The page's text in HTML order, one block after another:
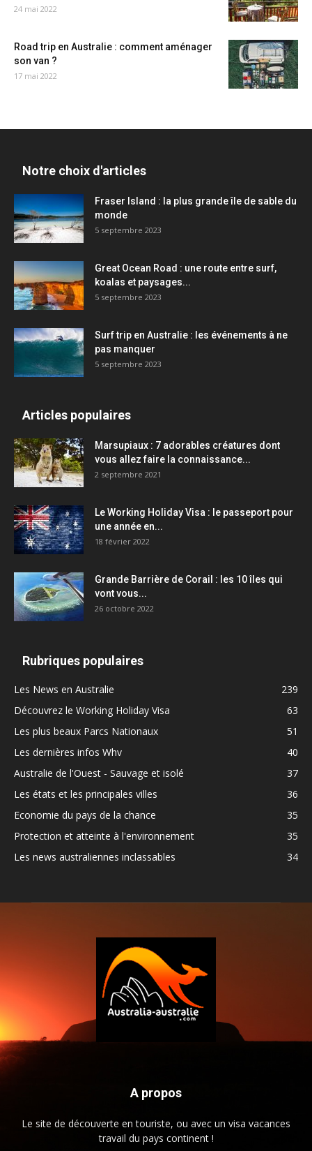
24 mai 2022
Road trip en Australie : comment aménager
son van ?
17 mai 2022
Notre choix d'articles
Fraser Island : la plus grande île de sable du
monde
5 septembre 2023
Great Ocean Road : une route entre surf,
koalas et paysages...
5 septembre 2023
Surf trip en Australie : les événements à ne
pas manquer
5 septembre 2023
Articles populaires
Marsupiaux : 7 adorables créatures dont
vous allez faire la connaissance...
2 septembre 2021
Le Working Holiday Visa : le passeport pour
une année en...
18 février 2022
Grande Barrière de Corail : les 10 îles qui
vont vous...
26 octobre 2022
Rubriques populaires
Les News en Australie
239
Découvrez le Working Holiday Visa
63
Les plus beaux Parcs Nationaux
51
Les dernières infos Whv
40
Australie de l'Ouest - Sauvage et isolé
37
Les états et les principales villes
36
Economie du pays de la chance
35
Protection et atteinte à l'environnement
35
Les news australiennes inclassables
34
A propos
Le site de découverte en touriste, ou avec un visa vacances
travail du pays continent !